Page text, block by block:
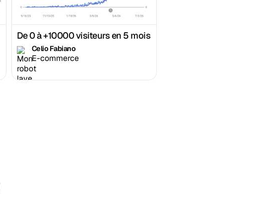
De 0 à +10000 visiteurs en 5 mois
Celio Fabiano
E-commerce